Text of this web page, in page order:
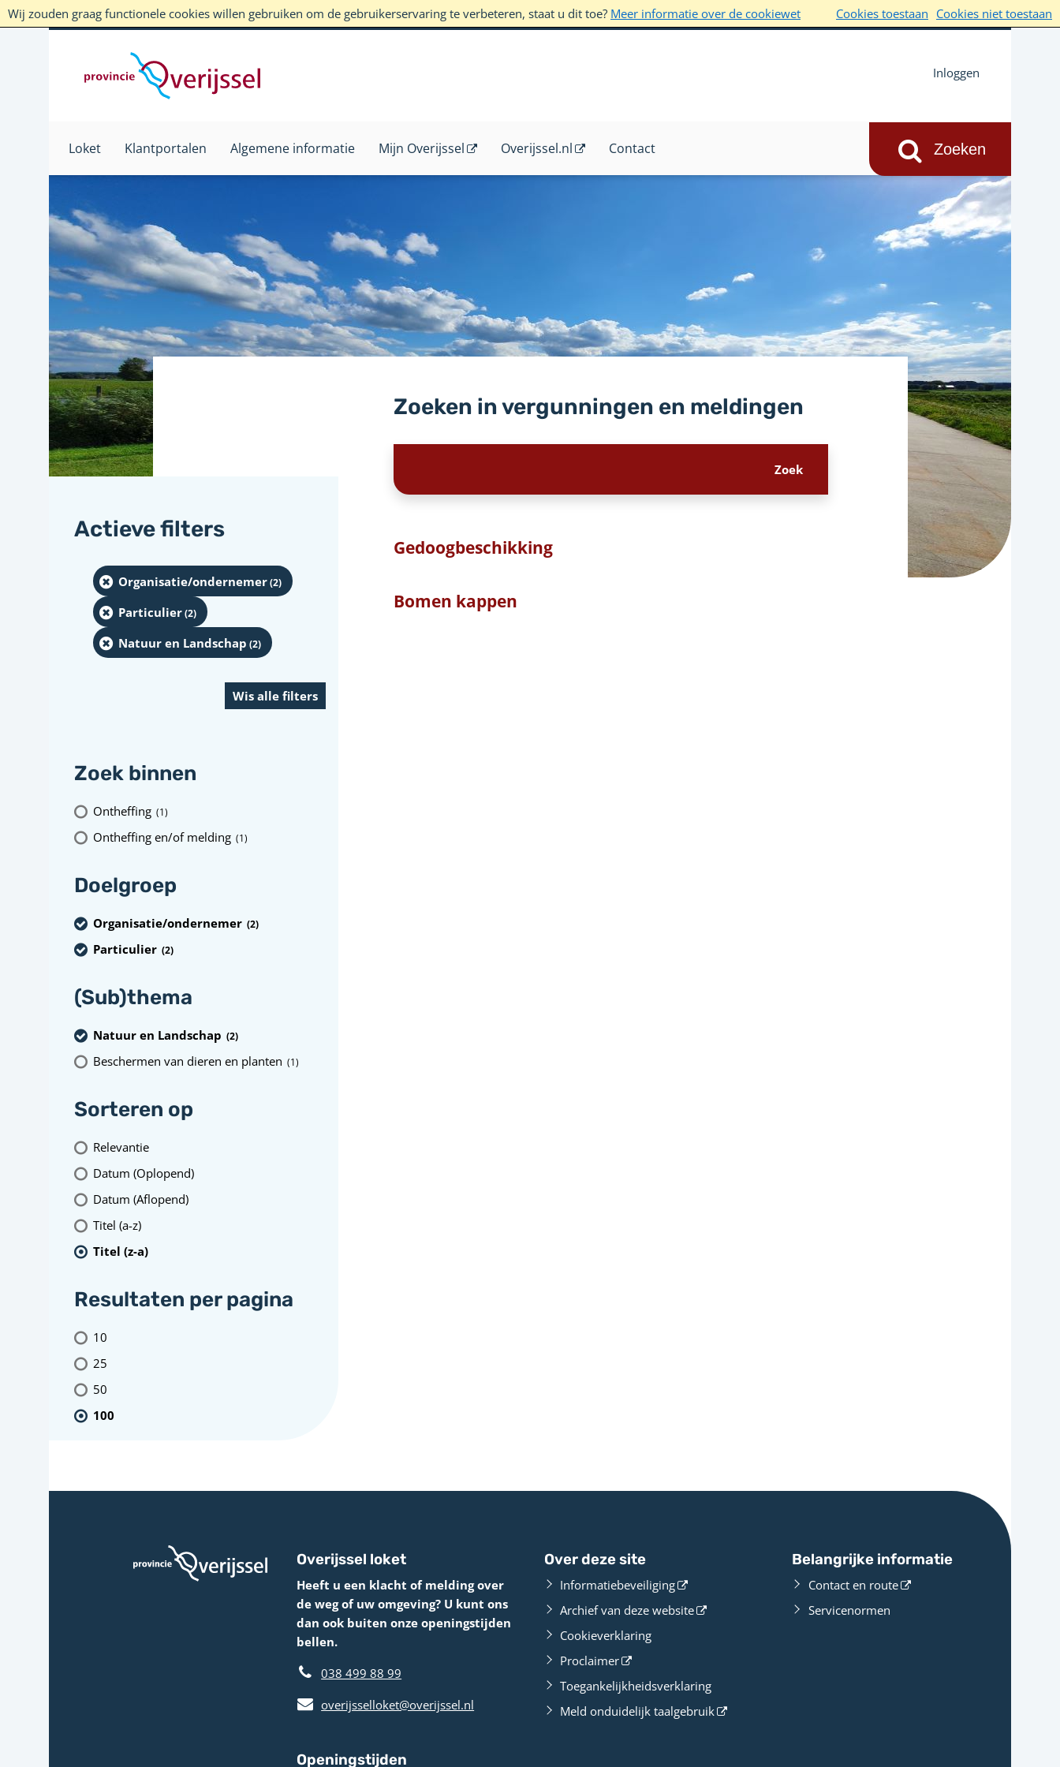
Wij zouden graag functionele cookies willen gebruiken om de gebruikerservaring te verbeteren, staat u dit toe? Meer informatie over de cookiewet Cookies toestaan Cookies niet toestaan
Inloggen
Loket Klantportalen Algemene informatie Mijn Overijssel Overijssel.nl Contact
Zoeken in vergunningen en meldingen
Gedoogbeschikking
Bomen kappen
Actieve filters
Organisatie/ondernemer(2)
Particulier(2)
Natuur en Landschap (2)
Zoek binnen
Ontheffing (1)
Ontheffing en/of melding (1)
Doelgroep
Organisatie/ondernemer (2)
Particulier (2)
(Sub)thema
Natuur en Landschap (2)
Beschermen van dieren en planten (1)
Sorteren op
Relevantie
Datum (Oplopend)
Datum (Aflopend)
Titel (a-z)
Titel (z-a)
Resultaten per pagina
10
25
50
100
Overijssel loket
Heeft u een klacht of melding over
de weg of uw omgeving? U kunt ons
dan ook buiten onze openingstijden
bellen.
038 499 88 99
overijsselloket@overijssel.nl
Openingstijden
Over deze site
Informatiebeveiliging
Archief van deze website
Cookieverklaring
Proclaimer
Toegankelijkheidsverklaring
Meld onduidelijk taalgebruik
Belangrijke informatie
Contact en route
Servicenormen